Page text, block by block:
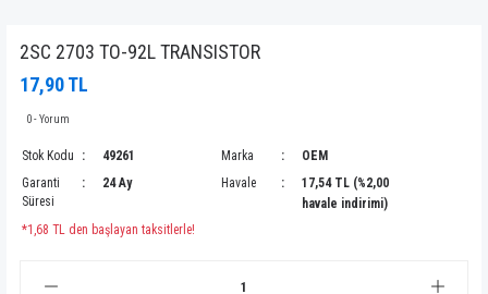
2SC 2703 TO-92L TRANSISTOR
17,90 TL
0 - Yorum
Stok Kodu 49261 Marka
OEM
Garanti
Süresi
24 Ay Havale
17,54 TL (%2,00
havale indirimi)
*1,68 TL den başlayan taksitlerle!